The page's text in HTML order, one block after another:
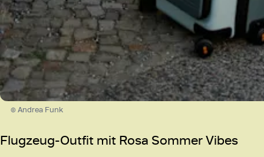
© Andrea Funk
Flugzeug-Outfit mit Rosa Sommer Vibes